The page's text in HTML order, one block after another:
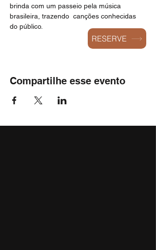
brinda com um passeio pela música
brasileira, trazendo  canções conhecidas
do público.
Compartilhe esse evento
RESERVE